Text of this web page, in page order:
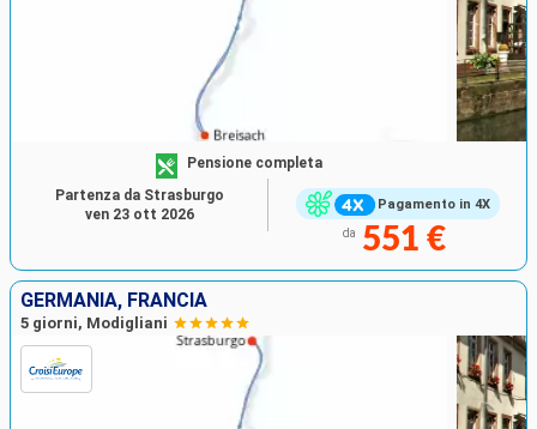
Pagamento in 4X
Pensione completa
da 551 €
Partenza da Strasburgo
ven 23 ott 2026
GERMANIA, FRANCIA
5 giorni, Modigliani